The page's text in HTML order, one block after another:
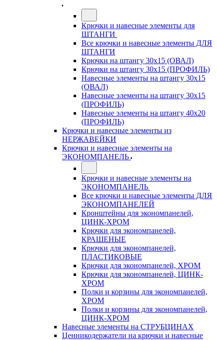
Крючки и навесные элементы для
ШТАНГИ
Все крючки и навесные элементы ДЛЯ
ШТАНГИ
Крючки на штангу 30х15 (ОВАЛ)
Крючки на штангу 30х15 (ПРОФИЛЬ)
Навесные элементы на штангу 30х15
(ОВАЛ)
Навесные элементы на штангу 30х15
(ПРОФИЛЬ)
Навесные элементы на штангу 40х20
(ПРОФИЛЬ)
Крючки и навесные элементы из
НЕРЖАВЕЙКИ
Крючки и навесные элементы на
ЭКОНОМПАНЕЛЬ
Крючки и навесные элементы на
ЭКОНОМПАНЕЛЬ
Все крючки и навесные элементы ДЛЯ
ЭКОНОМПАНЕЛЕЙ
Кронштейны для экономпанелей,
ЦИНК-ХРОМ
Крючки для экономпанелей,
КРАШЕНЫЕ
Крючки для экономпанелей,
ПЛАСТИКОВЫЕ
Крючки для экономпанелей, ХРОМ
Крючки для экономпанелей, ЦИНК-
ХРОМ
Полки и корзины для экономпанелей,
ХРОМ
Полки и корзины для экономпанелей,
ЦИНК-ХРОМ
Навесные элементы на СТРУБЦИНАХ
Ценникодержатели на крючки и навесные